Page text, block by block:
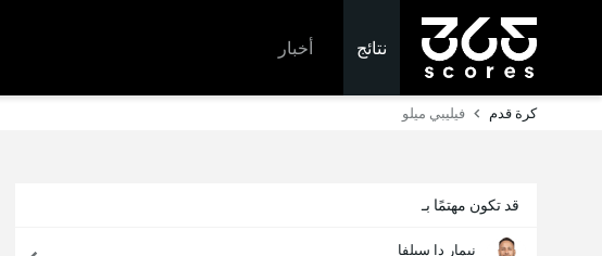
نتائج أخبار
كرة قدم فيليبي ميلو
قد تكون مهتمًا بـ
نيمار دا سيلفا